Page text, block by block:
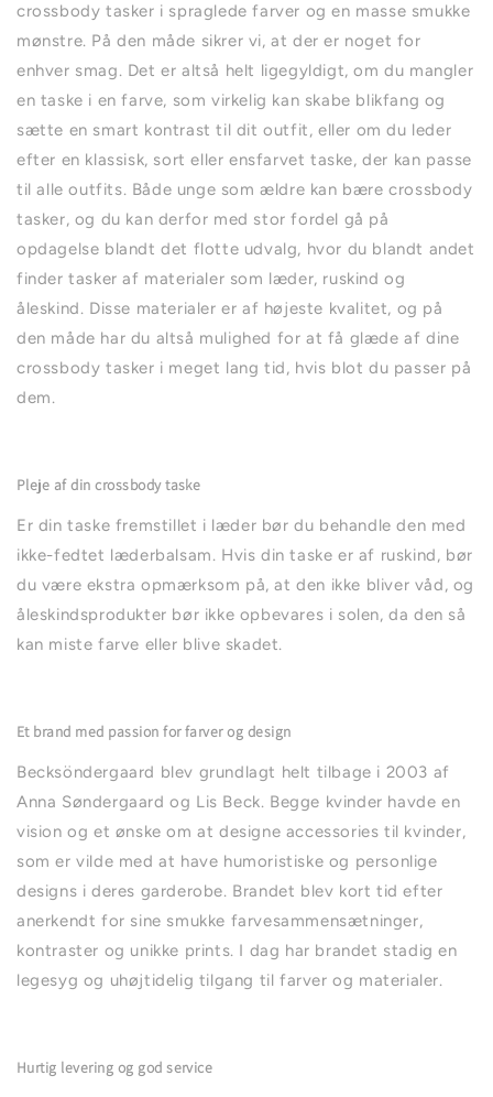
crossbody tasker i spraglede farver og en masse smukke
mønstre. På den måde sikrer vi, at der er noget for
enhver smag. Det er altså helt ligegyldigt, om du mangler
en taske i en farve, som virkelig kan skabe blikfang og
sætte en smart kontrast til dit outfit, eller om du leder
efter en klassisk, sort eller ensfarvet taske, der kan passe
til alle outfits. Både unge som ældre kan bære crossbody
tasker, og du kan derfor med stor fordel gå på
opdagelse blandt det flotte udvalg, hvor du blandt andet
finder tasker af materialer som læder, ruskind og
åleskind. Disse materialer er af højeste kvalitet, og på
den måde har du altså mulighed for at få glæde af dine
crossbody tasker i meget lang tid, hvis blot du passer på
dem.
Pleje af din crossbody taske
Er din taske fremstillet i læder bør du behandle den med
ikke-fedtet læderbalsam. Hvis din taske er af ruskind, bør
du være ekstra opmærksom på, at den ikke bliver våd, og
åleskindsprodukter bør ikke opbevares i solen, da den så
kan miste farve eller blive skadet.
Et brand med passion for farver og design
Becksöndergaard blev grundlagt helt tilbage i 2003 af
Anna Søndergaard og Lis Beck. Begge kvinder havde en
vision og et ønske om at designe accessories til kvinder,
som er vilde med at have humoristiske og personlige
designs i deres garderobe. Brandet blev kort tid efter
anerkendt for sine smukke farvesammensætninger,
kontraster og unikke prints. I dag har brandet stadig en
legesyg og uhøjtidelig tilgang til farver og materialer.
Hurtig levering og god service